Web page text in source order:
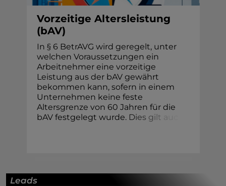
Vorzeitige Altersleistung
(bAV)
In § 6 BetrAVG wird geregelt, unter
welchen Voraussetzungen ein
Arbeitnehmer eine vorzeitige
Leistung aus der bAV gewährt
bekommen kann, sofern in einem
Unternehmen keine feste
Altersgrenze von 60 Jahren für die
bAV festgelegt wurde. Dies gilt a
Leads